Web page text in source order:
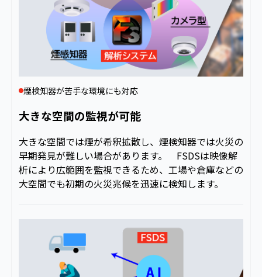
煙検知器が苦手な環境にも対応
大きな空間の監視が可能
大きな空間では煙が希釈拡散し、煙検知器では火災の
早期発見が難しい場合があります。 FSDSは映像解
析により広範囲を監視できるため、工場や倉庫などの
大空間でも初期の火災兆候を迅速に検知します。